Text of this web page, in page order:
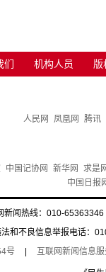
们 机构人员 版
人民网 凤凰网 腾讯
中国记协网 新华网
求是
中国日报
新闻热线：010-
法和不良信息举报电话：
号
互联网新闻信息